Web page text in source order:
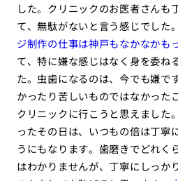
した。クリニックのお医者さんも
て、無駄がないと言う感じでした
ジ制作の仕事は神戸もなかなかも
て、特に嫌な感じはなく身を委ね
た。虫歯になるのは、今でも嫌で
かったり苦しいものではなかった
クリニックに行こうと思えました
ったその日は、いつもの倍は丁寧
うにもなります。歯磨きでどれく
はわかりませんが、丁寧にしっか